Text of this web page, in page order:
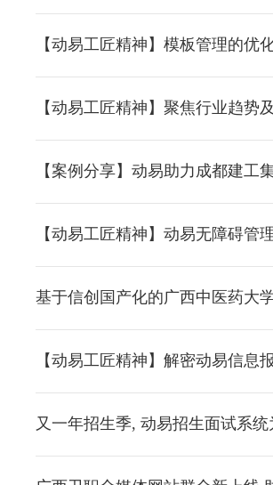
【动易工匠精神】模板管理的优
【动易工匠精神】聚焦行业趋势
【案例分享】动易助力成都建工
【动易工匠精神】动易无障碍管
基于信创国产化的广西中医药大
【动易工匠精神】解密动易信息
又一年招生季, 动易招生面试系